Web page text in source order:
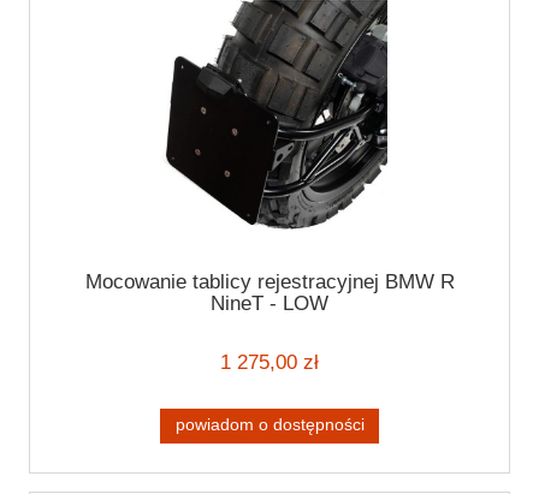
Mocowanie tablicy rejestracyjnej BMW R
NineT - LOW
1 275,00 zł
powiadom o dostępności